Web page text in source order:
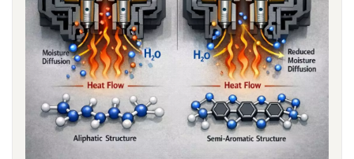
السعي لتحقيق أقصى قدر من التعزيز.ement.